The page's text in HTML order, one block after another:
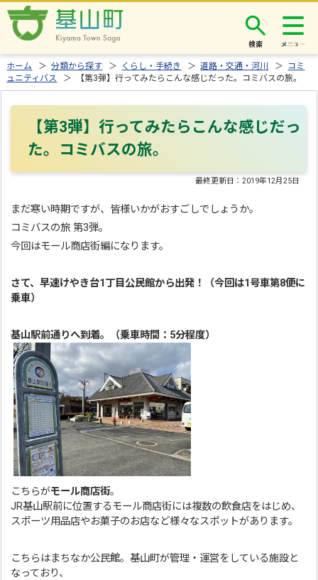
検索
ホーム ＞分類から探す ＞ くらし・手続き ＞道路・交通・河川 ＞ コミ
ュニティバス
＞ 【第3弾】行ってみたらこんな感じだった。コミバスの旅。
【第3弾】行ってみたらこんな感じだっ
た。コミバスの旅。
最終更新日：2019年12月25日
まだ寒い時期ですが、皆様いかがおすごしでしょうか。
コミバスの旅 第3弾。
今回はモール商店街編になります。
さて、早速けやき台1丁目公民館から出発！（今回は1号車第8便に
乗車）
基山駅前通りへ到着。（乗車時間：5分程度）
こちらがモール商店街。
JR基山駅前に位置するモール商店街には複数の飲食店をはじめ、
スポーツ用品店やお菓子のお店など様々なスポットがあります。
こちらはまちなか公民館。基山町が管理・運営をしている施設と
なっており、